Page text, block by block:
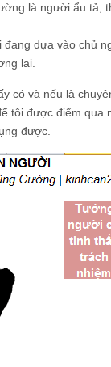
là người ẩu tả,
dựa vào chủ
lai.
có và nếu là
tôi được điểm qua
được.